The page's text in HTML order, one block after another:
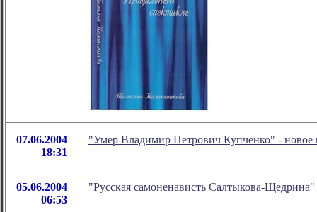
07.06.2004
18:31
"Умер Владимир Петрович Купченко" -
05.06.2004
06:53
"Русская самоненависть Салтыкова-